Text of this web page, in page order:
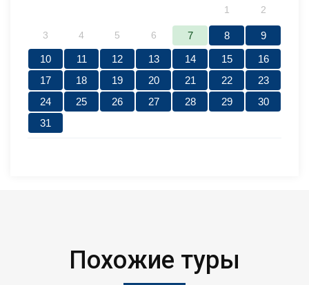
1 2
3 4 5 6 7 8
9
10
11 12 13 14 15
16
17
18 19 20 21 22
23
24
25 26 27 28 29
30
31
Похожие туры